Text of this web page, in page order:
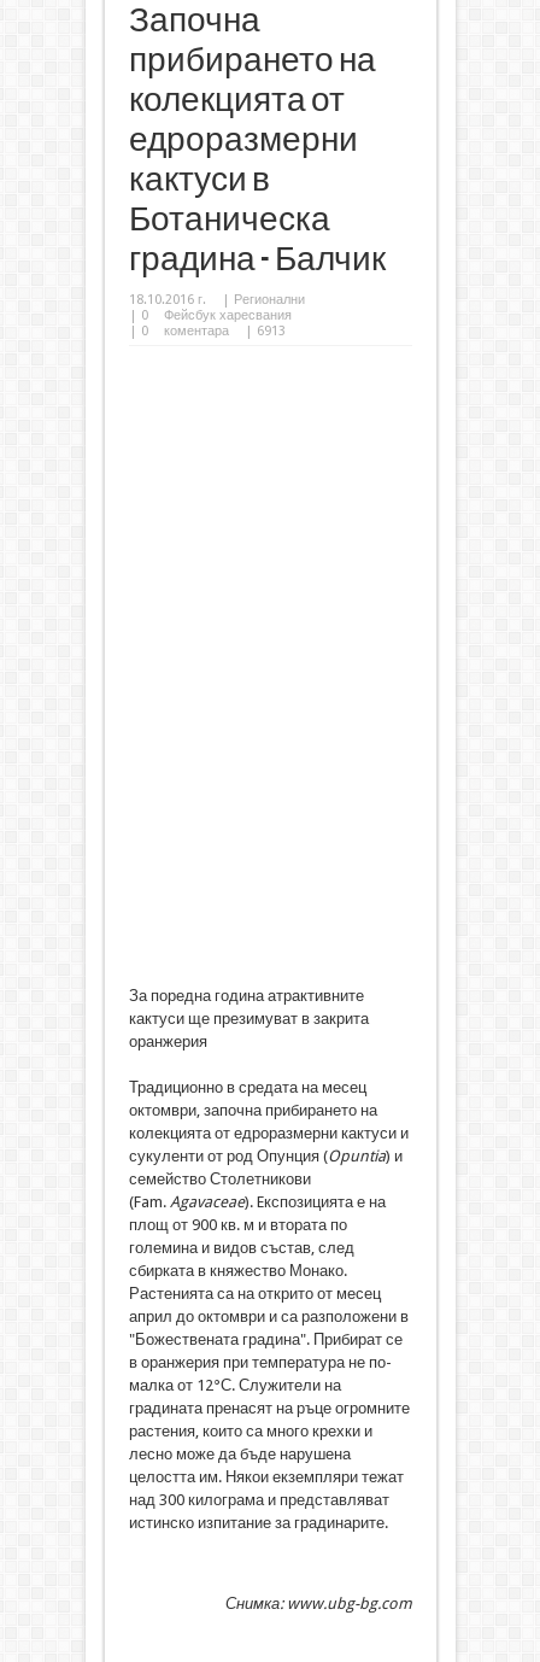
Започна
прибирането на
колекцията от
едроразмерни
кактуси в
Ботаническа
градина - Балчик
18.10.2016 г.
Регионални
0
Фейсбук харесвания
0 коментара | 6913
За поредна година атрактивните
кактуси ще презимуват в закрита
оранжерия
Традиционно в средата на месец
октомври, започна прибирането на
колекцията от едроразмерни кактуси и
сукуленти от род Опунция (Opuntia) и
семейство Столетникови
(Fam. Agavaceae). Eкспозицията е на
площ от 900 кв. м и втората по
големина и видов състав, след
сбирката в княжество Монако.
Растенията са на открито от месец
април до октомври и са разположени в
"Божествената градина". Прибират се
в оранжерия при температура не по-
малка от 12°С. Служители на
градината пренасят на ръце огромните
растения, които са много крехки и
лесно може да бъде нарушена
целостта им. Някои екземпляри тежат
над 300 килограма и представляват
истинско изпитание за градинарите.
Снимка: www.ubg-bg.com